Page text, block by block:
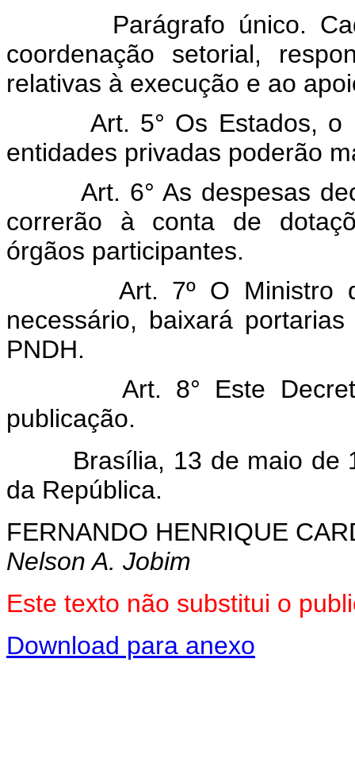
Parágrafo único. Cada
coordenação setorial,
relativas à execução e ao
Art. 5° Os Estados, o
entidades privadas poderão
Art. 6° As despesas
correrão à conta de
órgãos participantes.
Art. 7º O Ministro de
necessário, baixará
PNDH.
Art. 8° Este Decreto
publicação.
Brasília, 13 de maio de
da República.
FERNANDO HENRIQUE
Nelson A. Jobim
Este texto não substitui o
Download para anexo